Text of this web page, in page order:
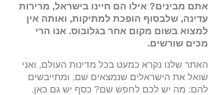
אתם מבינים? אילו הם חיינו בישראל, מרירות
עדינה, שלבסוף הופכת למתיקות, ואותה אין
למצוא בשום מקום אחר בגלובוס. אנו הרי
מכים שורשים.
האתר שלנו נקרא כמעט בכל מדינות העולם, ואני
שואל את הישראלים שנמצאים שם, ומתייבשים
להם: מה יש לכם לחפש שם? כסף יש גם כאן.